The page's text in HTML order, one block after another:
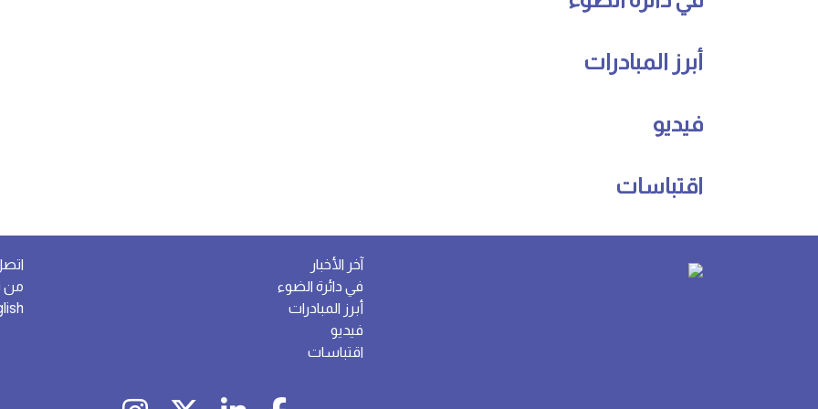
أبرز المبادرات
فيديو
اقتباسات
آخر الأخبار
في دائرة الضوء
أبرز المبادرات
فيديو
اقتباسات
من